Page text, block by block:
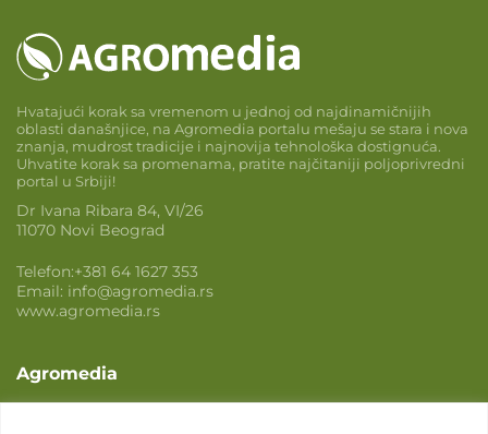
Hvatajući korak sa vremenom u jednoj od najdinamičnijih
oblasti današnjice, na Agromedia portalu mešaju se stara i nova
znanja, mudrost tradicije i najnovija tehnološka dostignuća.
Uhvatite korak sa promenama, pratite najčitaniji poljoprivredni
portal u Srbiji!
Dr Ivana Ribara 84, VI/26
11070 Novi Beograd
Telefon:+381 64 1627 353
Email: info@agromedia.rs
www.agromedia.rs
Agromedia